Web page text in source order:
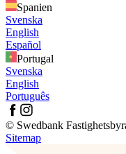
Spanien
Svenska
English
Español
Portugal
Svenska
English
Português
© Swedbank
Sitemap